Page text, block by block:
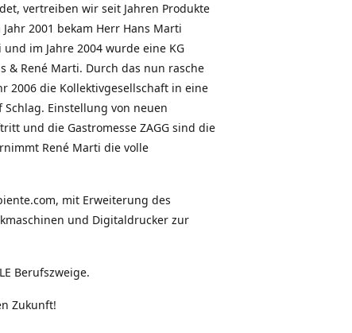
vertreiben wir seit Jahren Produkte
2001 bekam Herr Hans Marti
im Jahre 2004 wurde eine KG
René Marti. Durch das nun rasche
2006 die Kollektivgesellschaft in eine
Einstellung von neuen
und die Gastromesse ZAGG sind die
René Marti die volle
mit Erweiterung des
und Digitaldrucker zur
Berufszweige.
Zukunft!